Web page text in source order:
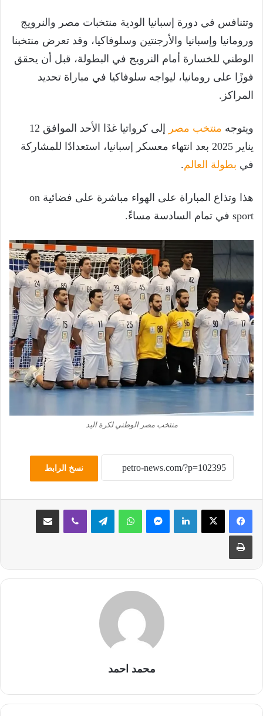
وتتنافس في دورة إسبانيا الودية منتخبات مصر والنرويج
ورومانيا وإسبانيا والأرجنتين وسلوفاكيا، وقد تعرض منتخبنا
الوطني للخسارة أمام النرويج في البطولة، قبل أن يحقق
فوزًا على رومانيا، ليواجه سلوفاكيا في مباراة تحديد
المراكز.
ويتوجه منتخب مصر
إلى كرواتيا غدًا الأحد الموافق 12
يناير 2025 بعد انتهاء معسكر إسبانيا، استعدادًا للمشاركة
في بطولة العالم.
هذا وتذاع المباراة على الهواء مباشرة على فضائية on
sport في تمام السادسة مساءً.
منتخب مصر الوطني لكرة اليد
نسخ الرابط
لينكدإن ماسنجر واتساب تيلقرام ڤايبر مشاركة عبر البريد
طباعة
محمد احمد